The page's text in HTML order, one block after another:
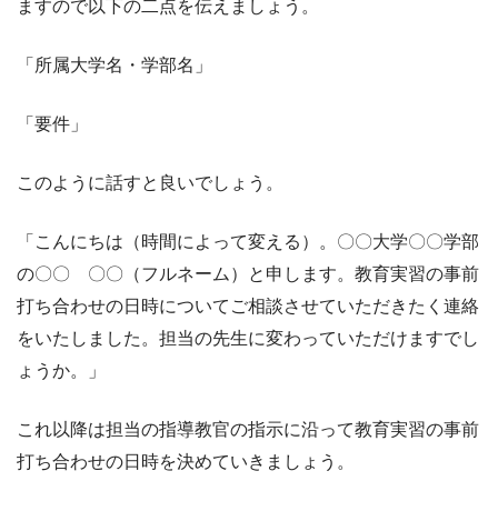
ますので以下の二点を伝えましょう。
「所属大学名・学部名」
「要件」
このように話すと良いでしょう。
「こんにちは（時間によって変える）。〇〇大学〇〇学部
の〇〇 〇〇（フルネーム）と申します。教育実習の事前
打ち合わせの日時についてご相談させていただきたく連絡
をいたしました。担当の先生に変わっていただけますでし
ょうか。」
これ以降は担当の指導教官の指示に沿って教育実習の事前
打ち合わせの日時を決めていきましょう。